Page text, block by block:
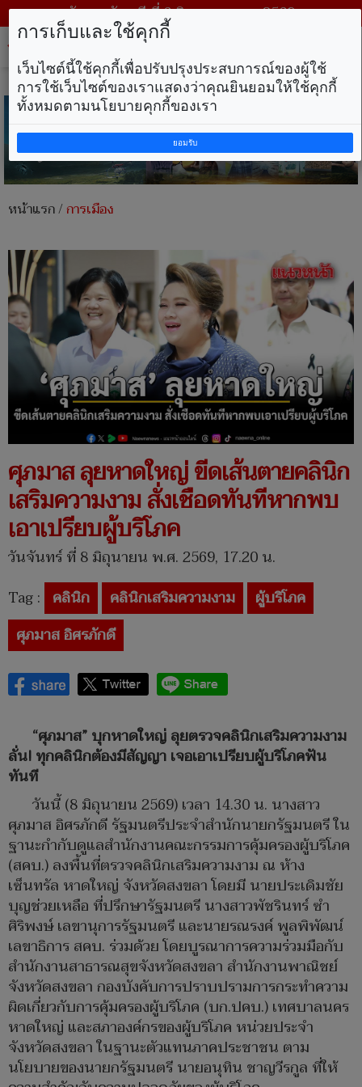
วันพฤหัสบดี ที่ 6 สิงหาคม พ.ศ. 2569
หน้าแรก/การเมือง
ศุภมาส ลุยหาดใหญ่ ขีดเส้นตายคลินิก
เสริมความงาม สั่งเชือดทันทีหากพบ
เอาเปรียบผู้บริโภค
วันจันทร์ ที่ 8 มิถุนายน พ.ศ. 2569, 17.20 น.
Tag : คลินิก คลินิกเสริมความงาม
ผู้บริโภค
ศุภมาส อิศรภักดี
“ศุภมาส” บุกหาดใหญ่ ลุยตรวจคลินิกเสริมความงาม
ลั่น! ทุกคลินิกต้องมีสัญญา เจอเอาเปรียบผู้บริโภคฟัน
ทันที
วันนี้ (8 มิถุนายน 2569) เวลา 14.30 น. นางสาว
ศุภมาส อิศรภักดี รัฐมนตรีประจำสำนักนายกรัฐมนตรี ใน
ฐานะกำกับดูแลสำนักงานคณะกรรมการคุ้มครองผู้บริโภค
(สคบ.) ลงพื้นที่ตรวจคลินิกเสริมความงาม ณ ห้าง
เซ็นทรัล หาดใหญ่ จังหวัดสงขลา โดยมี นายประเดิมชัย
บุญช่วยเหลือ ที่ปรึกษารัฐมนตรี นางสาวพัชรินทร์ ซำ
ศิริพงษ์ เลขานุการรัฐมนตรี และนายรณรงค์ พูลพิพัฒน์
เลขาธิการ สคบ. ร่วมด้วย โดยบูรณาการความร่วมมือกับ
สำนักงานสาธารณสุขจังหวัดสงขลา สำนักงานพาณิชย์
จังหวัดสงขลา กองบังคับการปราบปรามการกระทำความ
ผิดเกี่ยวกับการคุ้มครองผู้บริโภค (บก.ปคบ.) เทศบาลนคร
หาดใหญ่ และสภาองค์กรของผู้บริโภค หน่วยประจำ
จังหวัดสงขลา ในฐานะตัวแทนภาคประชาชน ตาม
นโยบายของนายกรัฐมนตรี นายอนุทิน ชาญวีรกูล ที่ให้
การเก็บและใช้คุกกี้
เว็บไซต์นี้ใช้คุกกี้เพื่อปรับปรุงประสบการณ์ของผู้ใช้
การใช้เว็บไซต์ของเราแสดงว่าคุณยินยอมให้ใช้คุกกี้
ทั้งหมดตามนโยบายคุกกี้ของเรา
ยอมรับ